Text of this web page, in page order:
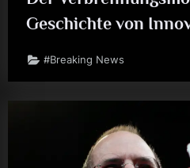
Geschichte von
#Breaking News